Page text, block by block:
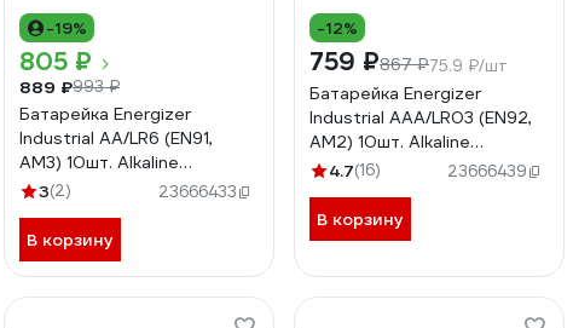
-19%
805 ₽
889 ₽993 ₽
Батарейка Energizer
Industrial AA/LR6 (EN91,
AM3) 10шт. Alkaline
7638900361056
3(2) 23666433
В корзину
-12%
759 ₽867 ₽75.9 ₽/шт
Батарейка Energizer
Industrial AAA/LR03 (EN92,
AM2) 10шт. Alkaline
7638900361063
4.7(16) 23666439
В корзину